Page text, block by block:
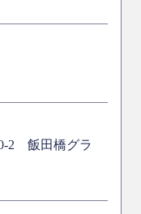
2 飯田橋グラ